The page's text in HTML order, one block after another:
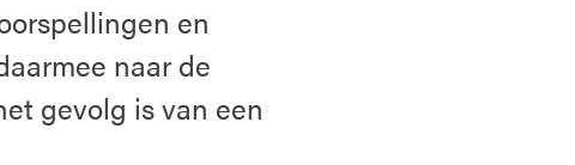
en
naar de
gevolg is van een